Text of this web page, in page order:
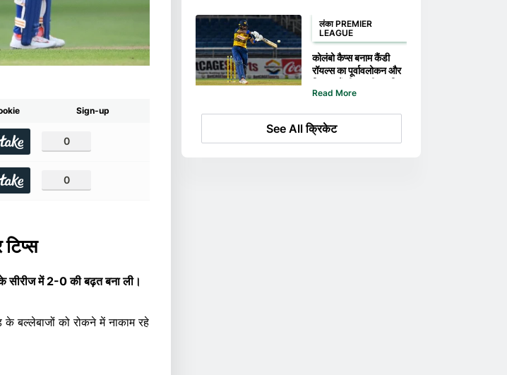
Sign-up
0
0
सीरीज में 2-0 की बढ़त बना ली।
के बल्लेबाजों को रोकने में नाकाम रहे
रखेगी
लंका PREMIER
LEAGUE
कोलंबो कैप्स बनाम कैंडी
रॉयल्स का पूर्वावलोकन और
करके कोलंबो एलपीएल में
सकता है
Read More
See All क्रिकेट